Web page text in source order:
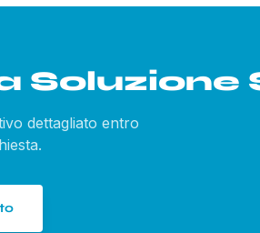
Soluzione
dettagliato entro